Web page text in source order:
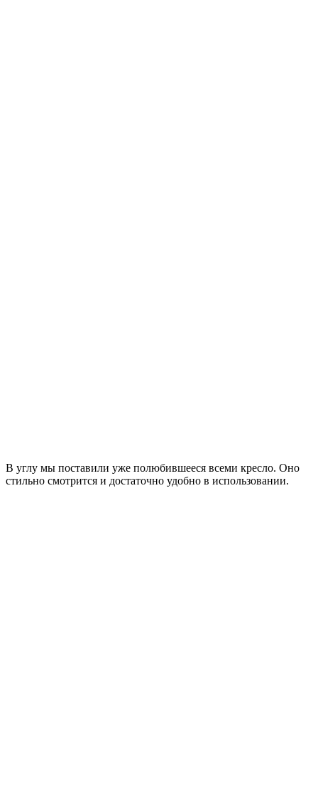
В углу мы поставили уже полюбившееся всеми кресло. Оно
стильно смотрится и достаточно удобно в использовании.